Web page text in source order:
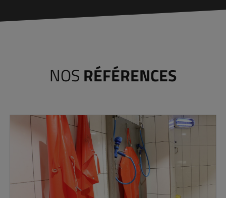
NOS RÉFÉRENCES